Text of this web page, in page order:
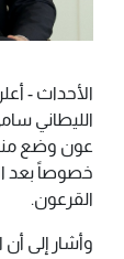
الأحداث -
الليطاني
عون وضع
خصوصاً بعد
القرعون.
وأشار إلى